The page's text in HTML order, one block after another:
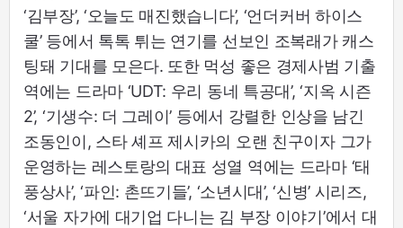
‘김부장’, ‘오늘도 매진했습니다’, ‘언더커버 하이스
쿨’ 등에서 톡톡 튀는 연기를 선보인 조복래가 캐스
팅돼 기대를 모은다. 또한 먹성 좋은 경제사범 기출
역에는 드라마 ‘UDT: 우리 동네 특공대’, ‘지옥 시즌
2’, ‘기생수: 더 그레이’ 등에서 강렬한 인상을 남긴
조동인이, 스타 셰프 제시카의 오랜 친구이자 그가
운영하는 레스토랑의 대표 성열 역에는 드라마 ‘태
풍상사’, ‘파인: 촌뜨기들’, ‘소년시대’, ‘신병’ 시리즈,
‘서울 자가에 대기업 다니는 김 부장 이야기’에서 대